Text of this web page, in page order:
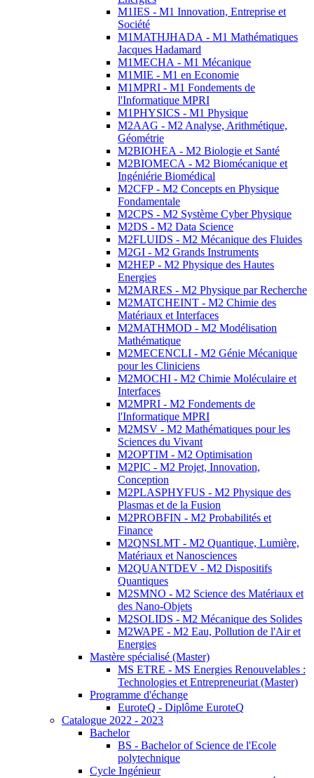
M1IES - M1 Innovation, Entreprise et
Société
M1MATHJHADA - M1 Mathématiques
Jacques Hadamard
M1MECHA - M1 Mécanique
M1MIE - M1 en Economie
M1MPRI - M1 Fondements de
l'Informatique MPRI
M1PHYSICS - M1 Physique
M2AAG - M2 Analyse, Arithmétique,
Géométrie
M2BIOHEA - M2 Biologie et Santé
M2BIOMECA - M2 Biomécanique et
Ingéniérie Biomédical
M2CFP - M2 Concepts en Physique
Fondamentale
M2CPS - M2 Système Cyber Physique
M2DS - M2 Data Science
M2FLUIDS - M2 Mécanique des Fluides
M2GI - M2 Grands Instruments
M2HEP - M2 Physique des Hautes
Energies
M2MARES - M2 Physique par Recherche
M2MATCHEINT - M2 Chimie des
Matériaux et Interfaces
M2MATHMOD - M2 Modélisation
Mathématique
M2MECENCLI - M2 Génie Mécanique
pour les Cliniciens
M2MOCHI - M2 Chimie Moléculaire et
Interfaces
M2MPRI - M2 Fondements de
l'Informatique MPRI
M2MSV - M2 Mathématiques pour les
Sciences du Vivant
M2OPTIM - M2 Optimisation
M2PIC - M2 Projet, Innovation,
Conception
M2PLASPHYFUS - M2 Physique des
Plasmas et de la Fusion
M2PROBFIN - M2 Probabilités et
Finance
M2QNSLMT - M2 Quantique, Lumière,
Matériaux et Nanosciences
M2QUANTDEV - M2 Dispositifs
Quantiques
M2SMNO - M2 Science des Matériaux et
des Nano-Objets
M2SOLIDS - M2 Mécanique des Solides
M2WAPE - M2 Eau, Pollution de l'Air et
Energies
Mastère spécialisé (Master)
MS ETRE - MS Energies Renouvelables :
Technologies et Entrepreneuriat (Master)
Programme d'échange
EuroteQ - Diplôme EuroteQ
Catalogue 2022 - 2023
Bachelor
BS - Bachelor of Science de l'Ecole
polytechnique
Cycle Ingénieur